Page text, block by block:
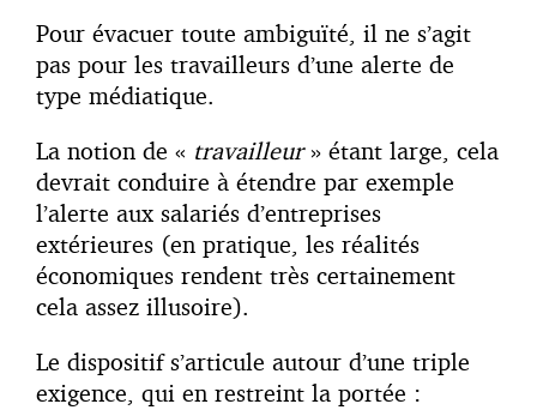
Pour évacuer toute ambiguïté, il ne s’agit
pas pour les travailleurs d’une alerte de
type médiatique.
La notion de « travailleur» étant large, cela
devrait conduire à étendre par exemple
l’alerte aux salariés d’entreprises
extérieures (en pratique, les réalités
économiques rendent très certainement
cela assez illusoire).
Le dispositif s’articule autour d’une triple
exigence, qui en restreint la portée :